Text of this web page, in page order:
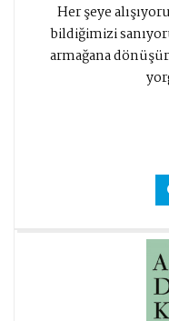
Her şeye
bildiğimizi
armağana